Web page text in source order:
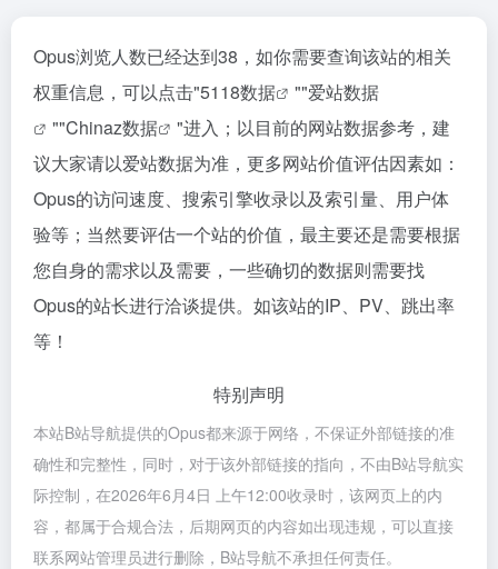
Opus浏览人数已经达到38，如你需要查询该站的相关
权重信息，可以点击"5118数据 ""爱站数据
""Chinaz数据
"进入；以目前的网站数据参考，建
议大家请以爱站数据为准，更多网站价值评估因素如：
Opus的访问速度、搜索引擎收录以及索引量、用户体
验等；当然要评估一个站的价值，最主要还是需要根据
您自身的需求以及需要，一些确切的数据则需要找
Opus的站长进行洽谈提供。如该站的IP、PV、跳出率
等！
特别声明
本站B站导航提供的Opus都来源于网络，不保证外部链接的准
确性和完整性，同时，对于该外部链接的指向，不由B站导航实
际控制，在2026年6月4日 上午12:00收录时，该网页上的内
容，都属于合规合法，后期网页的内容如出现违规，可以直接
联系网站管理员进行删除，B站导航不承担任何责任。